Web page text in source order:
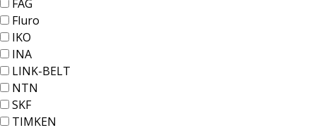
FAG
Fluro
IKO
INA
LINK-BELT
NTN
SKF
TIMKEN